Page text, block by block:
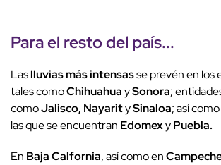
Para el resto del país...
Laslluvias más intensasse prevén en los
tales comoChihuahuaySonora;
comoJalisco, NayaritySinaloa; así
las que se encuentran EdomexyPuebla.
En Baja Calfornia, así como en